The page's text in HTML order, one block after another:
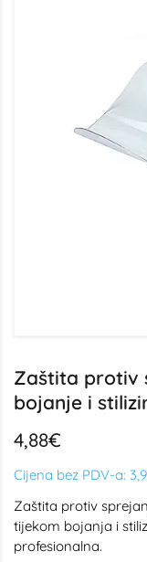
Zaštita protiv
bojanje i
4,88€
Cijena bez PDV-a:
Zaštita protiv
tijekom bojanja i
profesionalna.